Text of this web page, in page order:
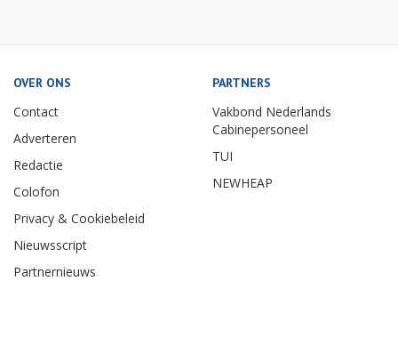
OVER ONS
Contact
Adverteren
Redactie
Colofon
Privacy & Cookiebeleid
Nieuwsscript
Partnernieuws
PARTNERS
Vakbond Nederlands
Cabinepersoneel
TUI
NEWHEAP